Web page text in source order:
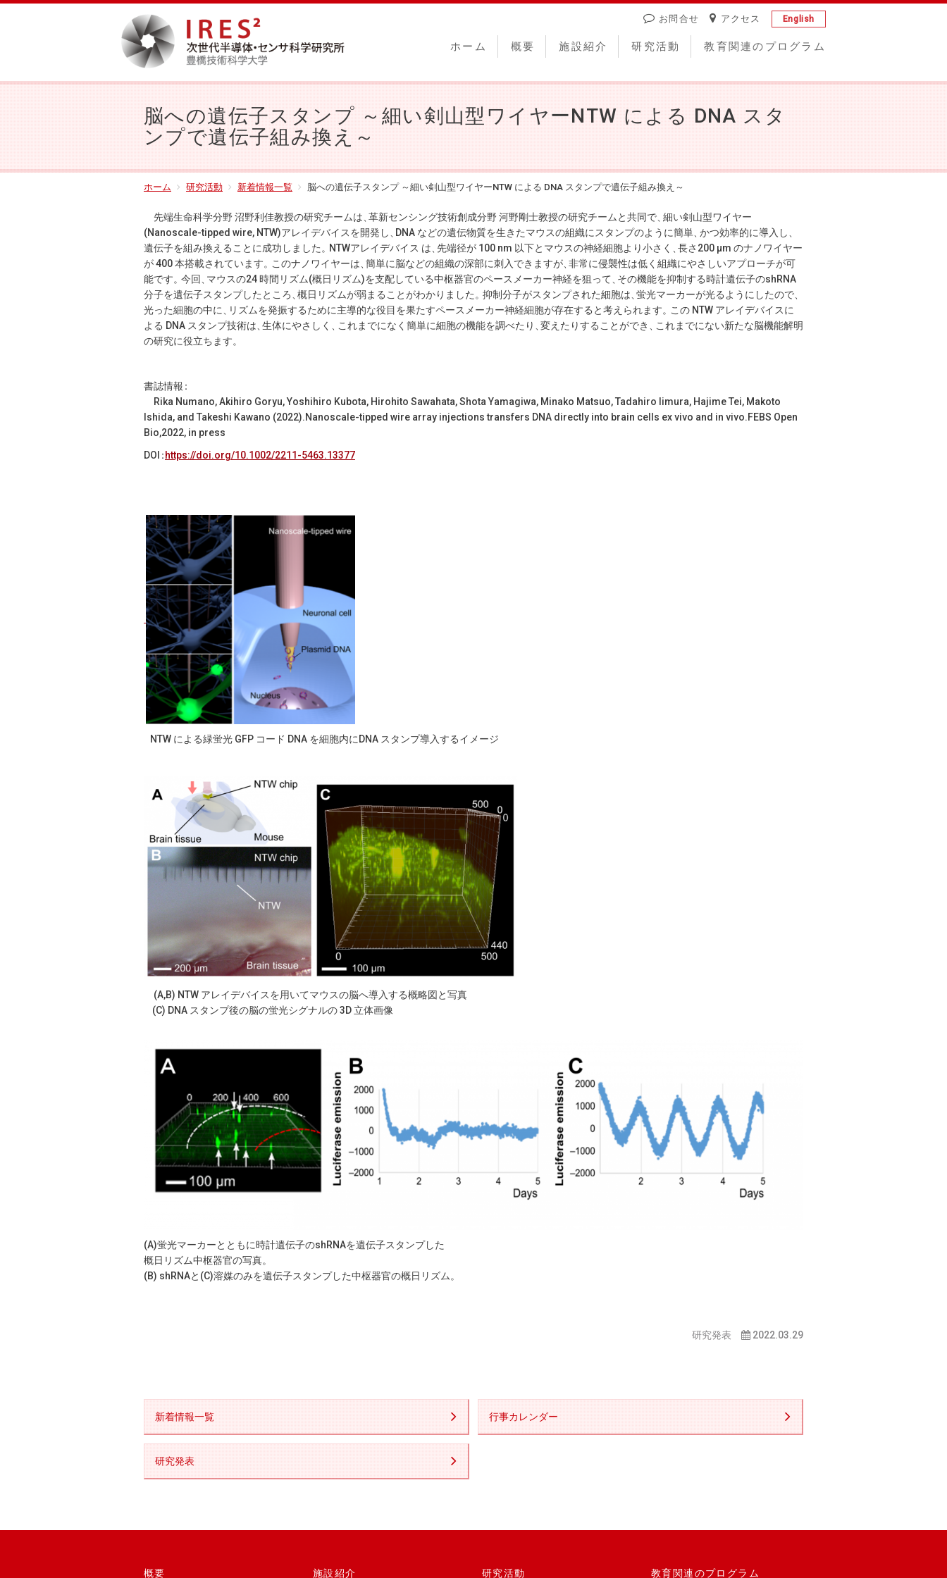
ホーム 概要 施設紹介 研究活動 教育関連のプログラム
お問合せ アクセス English
脳への遺伝子スタンプ ～細い剣山型ワイヤーNTW による DNA スタ
ンプで遺伝子組み換え～
ホーム 研究活動 新着情報一覧 脳への遺伝子スタンプ ～細い剣山型ワイヤーNTW による DNA スタンプで遺伝子組み換え～
先端生命科学分野 沼野利佳教授の研究チームは 、革新センシング技術創成分野 河野剛士教授の研究チームと共同で 細い剣山型ワイヤー
(Nanoscale-tipped wire, NTW)アレイデバイスを開発し
DNA などの遺伝物質を生きたマウスの組織にスタンプのように簡単 かつ効率的に導入し
遺伝子を組み換えることに成功しました 。 NTWアレイデバイス は 先端径が 100 nm 以下とマウスの神経細胞より小さく 、長さ200 µm のナノワイヤー
が 400 本搭載されています。 このナノワイヤーは 簡単に脳などの組織の深部に刺入できますが、非常に侵襲性は低く組織にやさしいアプローチが可
能です。 今回 マウスの24 時間リズム(概日リズム)を支配している中枢器官のペースメーカー神経を狙って
その機能を抑制する時計遺伝子のshRNA
分子を遺伝子スタンプしたところ
、概日リズムが弱まることがわかりました 。 抑制分子がスタンプされた細胞は 、蛍光マーカーが光るようにしたので
光った細胞の中に
リズムを発振するために主導的な役目を果たすペースメーカー神経細胞が存在すると考えられます。 この NTW アレイデバイスに
よる DNA スタンプ技術は 、生体にやさしく これまでになく簡単に細胞の機能を調べたり 、変えたりすることができ
これまでにない新たな脳機能解明
の研究に役立ちます。
書誌情報：
Rika Numano, Akihiro Goryu, Yoshihiro Kubota, Hirohito Sawahata, Shota Yamagiwa, Minako Matsuo, Tadahiro Iimura, Hajime Tei, Makoto
Ishida, and Takeshi Kawano (2022).Nanoscale-tipped wire array injections transfers DNA directly into brain cells ex vivo and in vivo.FEBS Open
Bio,2022, in press
DO ： https://doi.org/10.1002/2211-5463.13377
NTW による緑蛍光 GFP コード DNA を細胞内にDNA スタンプ導入するイメージ
(A,B) NTW アレイデバイスを用いてマウスの脳へ導入する概略図と写真
(C) DNA スタンプ後の脳の蛍光シグナルの 3D 立体画像
(A)蛍光マーカーとともに時計遺伝子のshRNAを遺伝子スタンプした
概日リズム中枢器官の写真。
(B) shRNAと(C)溶媒のみを遺伝子スタンプした中枢器官の概日リズム 。
研究発表 2022.03.29
新着情報一覧 行事カレンダー
研究発表
概要 施設紹介 研究活動 教育関連のプログラム